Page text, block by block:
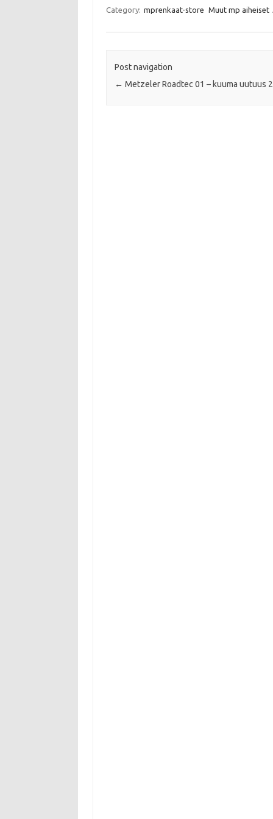
e
b
t
t
t
s
i
Category: mprenkaat-store Muut mp aiheiset
Post navigation
← Metzeler Roadtec 01 – kuuma uutuus